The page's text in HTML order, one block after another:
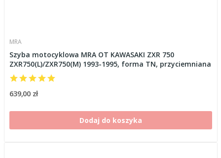
MRA
Szyba motocyklowa MRA OT KAWASAKI ZXR 750
ZXR750(L)/ZXR750(M) 1993-1995, forma TN, przyciemniana
639,00 zł
Dodaj do koszyka